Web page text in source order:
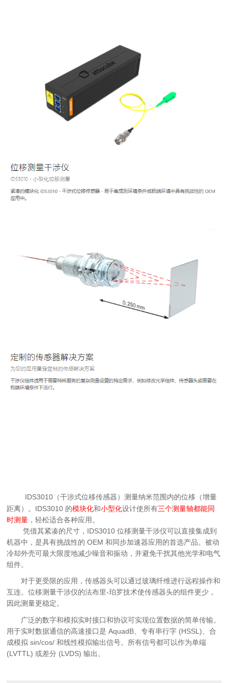
IDS3010（干涉式位移传感器）测量纳米范围内的位移（增量
距离）。IDS3010 的模块化和小型化设计使所有三个测量轴都能同
时测量 ，轻松适合各种应用。
凭借其紧凑的尺寸，IDS3010 位移测量干涉仪可以直接集成到
机器中，是具有挑战性的 OEM 和同步加速器应用的首选产品。被动
冷却外壳可最大限度地减少噪音和振动，并避免干扰其他光学和电气
组件。
对于更受限的应用，传感器头可以通过玻璃纤维进行远程操作和
互连。位移测量干涉仪的法布里-珀罗技术使传感器头的组件更少，
因此测量更稳定。
广泛的数字和模拟实时接口和协议可实现位置数据的简单传输。
用于实时数据通信的高速接口是 AquadB、专有串行字 (HSSL)、合
成模拟 sin/cos/ 和线性模拟输出信号。所有信号都可以作为单端
(LVTTL) 或差分 (LVDS) 输出。